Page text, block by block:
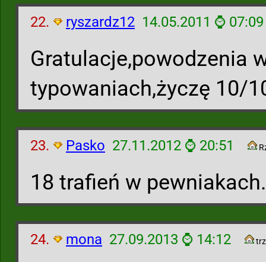
22. ryszardz12 14.05.2011 ⌚ 07:09
Gratulacje,powodzenia
typowaniach,życzę 10/
23. Pasko 27.11.2012 ⌚ 20:51
18 trafień w
24. mona 27.09.2013 ⌚ 14:12